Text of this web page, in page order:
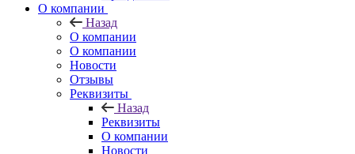
О компании
Назад
О компании
О компании
Новости
Отзывы
Реквизиты
Назад
Реквизиты
О компании
Новости